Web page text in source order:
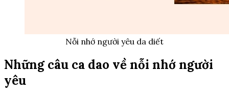
Nỗi nhớ người yêu da diết
Những câu ca dao về nỗi nhớ người
yêu